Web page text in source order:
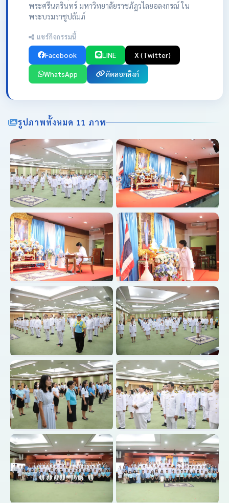
พระศรีนครินทร์ มหาวิทยาลัยราชภัฏวไลยอลงกรณ์ ใน
พระบรมราชูปถัมภ์
แชร์กิจกรรมนี้
Facebook LINE X (Twitter)
WhatsApp คัดลอกลิงก์
รูปภาพทั้งหมด 11 ภาพ